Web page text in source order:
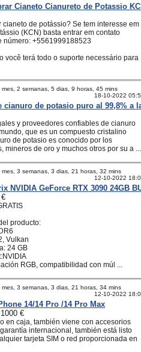
Cianeto Cianureto de Potassio
cianeto de potássio? Se tem interesse em
(KCN) basta entrar em contato
número: +5561999188523
você terá todo o suporte necessário para
2 semanas, 5 dias, 9 horas, 45 mins
18-10-2022
cianuro de potasio puro al 99,8% a
y proveedores confiables de cianuro
que es un compuesto cristalino
de potasio es conocido por los
mineros de oro y muchos otros por su a ...
3 semanas, 3 dias, 21 horas, 32 mins
12-10-2022
NVIDIA GeForce RTX 3090 24GB
producto:
Vulkan
24 GB
RGB, compatibilidad con múl ...
3 semanas, 3 dias, 21 horas, 34 mins
12-10-2022
14/14 Pro /14 Pro Max
1000 €
en caja, también viene con accesorios
internacional, también está listo
tarjeta SIM o red proporcionada en